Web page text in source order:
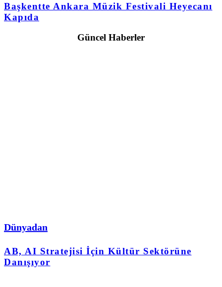
Başkentte Ankara Müzik Festivali Heyecanı
Kapıda
Güncel Haberler
Dünyadan
AB, AI Stratejisi İçin Kültür Sektörüne
Danışıyor